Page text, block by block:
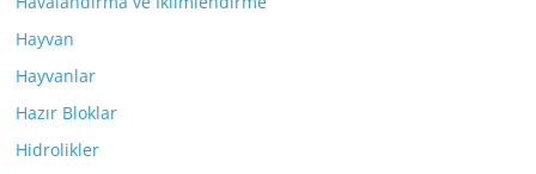
Hayvan
Hayvanlar
Hazır Bloklar
Hidrolikler